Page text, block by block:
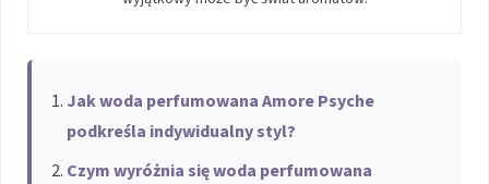
Jak woda perfumowana Amore Psyche
podkreśla indywidualny styl?
Czym wyróżnia się woda perfumowana